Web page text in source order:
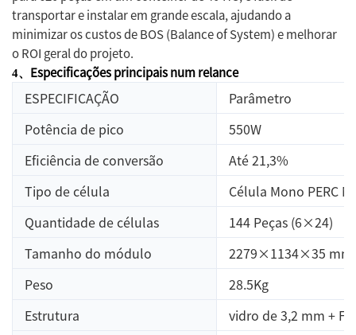
transportar e instalar em grande escala, ajudando a
minimizar os custos de BOS (Balance of System) e melhorar
o ROI geral do projeto.
4、 Especificações principais num relance
ESPECIFICAÇÃO
Parâmetro
Potência de pico
550W
Eficiência de conversão
Até 21,3%
Tipo de célula
Célula Mono PERC
Quantidade de células
144 Peças (6×24)
Tamanho do módulo
2279×1134×35 mm
Peso
28.5Kg
Estrutura
vidro de 3,2 mm +